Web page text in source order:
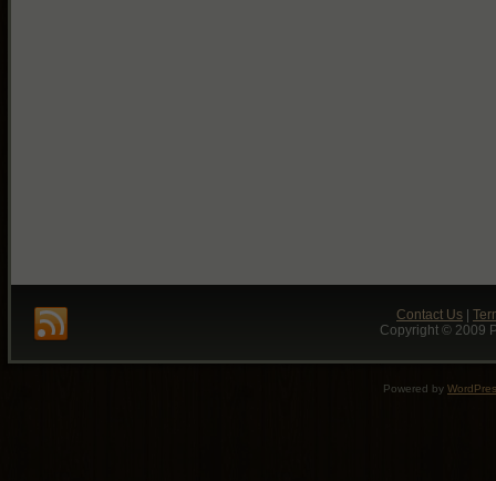
Contact Us |
Copyright © 2009
Powered by